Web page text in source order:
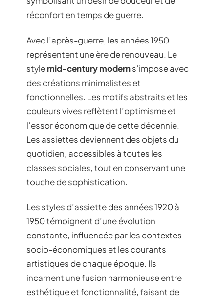
réconfort en temps de guerre.
Avec l’après-guerre, les années 1950
représentent une ère de renouveau. Le
stylemid-century moderns’impose avec
des créations minimalistes et
fonctionnelles. Les motifs abstraits et les
couleurs vives reflètent l’optimisme et
l’essor économique de cette décennie.
Les assiettes deviennent des objets du
quotidien, accessibles à toutes les
classes sociales, tout en conservant une
touche de sophistication.
Les styles d’assiette des années 1920 à
1950 témoignent d’une évolution
constante, influencée par les contextes
socio-économiques et les courants
artistiques de chaque époque. Ils
incarnent une fusion harmonieuse entre
esthétique et fonctionnalité, faisant de